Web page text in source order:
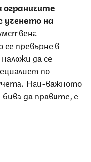
ученето на
се превърне в
да се
по
Най-важното
бива да правите, е